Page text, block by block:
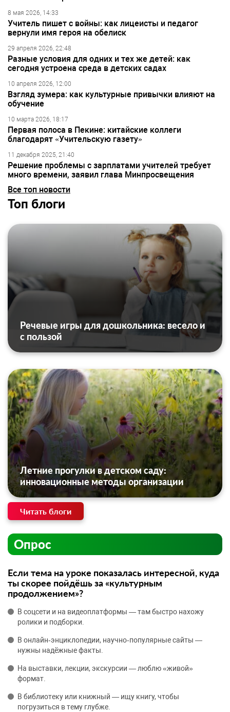
8 мая 2026, 14:33
Учитель пишет с войны: как лицеисты и педагог
вернули имя героя на обелиск
29 апреля 2026, 22:48
Разные условия для одних и тех же детей: как
сегодня устроена среда в детских садах
10 апреля 2026, 12:00
Взгляд зумера: как культурные привычки влияют на
обучение
10 марта 2026, 18:17
Первая полоса в Пекине: китайские коллеги
благодарят «Учительскую газету»
11 декабря 2025, 21:40
Решение проблемы с зарплатами учителей требует
много времени, заявил глава Минпросвещения
Все топ новости
Топ блоги
Речевые игры для дошкольника: весело и
с пользой
Летние прогулки в детском саду:
инновационные методы организации
Читать блоги
Опрос
Если тема на уроке показалась интересной, куда
ты скорее пойдёшь за «культурным
продолжением»?
В соцсети и на видеоплатформы — там быстро нахожу
ролики и подборки.
В онлайн‑энциклопедии, научно‑популярные сайты —
нужны надёжные факты.
На выставки, лекции, экскурсии — люблю «живой»
формат.
В библиотеку или книжный — ищу книгу, чтобы
погрузиться в тему глубже.